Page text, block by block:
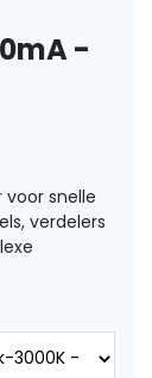
-
snelle
verdelers